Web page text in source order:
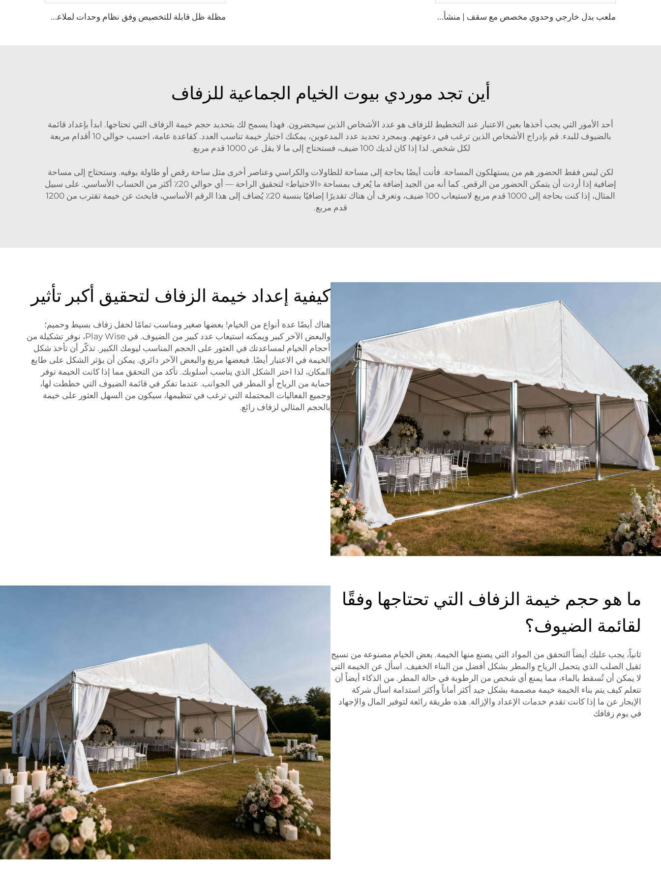
م
لعب بدل خارجي وحدوي مخصص مع سقف | منشأة بدل تنس محمولة مقاومة للمطر لمراكز المنتجعات الفاخرة ومراكز الرياضة م
ظلة ظل قابلة للتخصيص وفق نظام وحدات لملاعب البدل | سقف متكامل من هيكل ألومنيوم مع حماية زجاجية لمرافق التنس الخارجية
أين تجد موردي بيوت الخيام الجماعية للزفاف
أحد الأمور التي يجب أخذها بعين الاعتبار عند التخطيط للزفاف هو عدد الأشخاص الذين سيحضرون. فهذا يسمح لك بتحديد حجم خيمة الزفاف التي تحتاجها. ابدأ بإعداد قائمة
بالضيوف للبدء. قم بإدراج الأشخاص الذين ترغب في دعوتهم. وبمجرد تحديد عدد المدعوين، يمكنك اختيار خيمة تناسب العدد. كقاعدة عامة، احسب حوالي 10 أقدام مربعة
لكل شخص. لذا إذا كان لديك 100 ضيف، فستحتاج إلى ما لا يقل عن 1000 قدم مربع.
لكن ليس فقط الحضور هم من يستهلكون المساحة. فأنت أيضًا بحاجة إلى مساحة للطاولات والكراسي وعناصر أخرى مثل ساحة رقص أو طاولة بوفيه. وستحتاج إلى مساحة
إضافية إذا أردت أن يتمكن الحضور من الرقص. كما أنه من الجيد إضافة ما يُعرف بمساحة «الاحتياط» لتحقيق الراحة — أي حوالي 20٪ أكثر من الحساب الأساسي. على سبيل
المثال، إذا كنت بحاجة إلى 1000 قدم مربع لاستيعاب 100 ضيف، وتعرف أن هناك تقديرًا إضافيًا بنسبة 20٪ يُضاف إلى هذا الرقم الأساسي، فابحث عن خيمة تقترب من 1200
قدم مربع.
كيفية إعداد خيمة الزفاف لتحقيق أكبر تأثير
هناك أيضًا عدة أنواع من الخيام! بعضها صغير ومناسب تمامًا لحفل زفاف بسيط وحميم؛
والبعض الآخر كبير ويمكنه استيعاب عدد كبير من الضيوف. في Play Wise، نوفر تشكيلة من
أحجام الخيام لمساعدتك في العثور على الحجم المناسب ليومك الكبير. تذكّر أن تأخذ شكل
الخيمة في الاعتبار أيضًا. فبعضها مربع والبعض الآخر دائري. يمكن أن يؤثر الشكل على طابع
المكان، لذا اختر الشكل الذي يناسب أسلوبك. تأكد من التحقق مما إذا كانت الخيمة توفر
حماية من الرياح أو المطر في الجوانب. عندما تفكر في قائمة الضيوف التي خططت لها،
وجميع الفعاليات المحتملة التي ترغب في تنظيمها، سيكون من السهل العثور على خيمة
بالحجم المثالي لزفاف رائع.
ما هو حجم خيمة الزفاف التي تحتاجها وفقًا
لقائمة الضيوف؟
ثانياً، يجب عليك أيضاً التحقق من المواد التي يصنع منها الخيمة. بعض الخيام مصنوعة من نسيج
ثقيل الصلب الذي يتحمل الرياح والمطر بشكل أفضل من البناء الخفيف. اسأل عن الخيمة التي
لا يمكن أن تُسقط بالماء، مما يمنع أي شخص من الرطوبة في حالة المطر. من الذكاء أيضاً أن
تتعلم كيف يتم بناء الخيمة خيمة مصممة بشكل جيد أكثر أماناً وأكثر استدامة اسأل شركة
الإيجار عن ما إذا كانت تقدم خدمات الإعداد والإزالة. هذه طريقة رائعة لتوفير المال والإجهاد
في يوم زفافك